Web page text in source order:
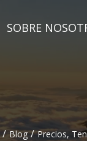
SOBRE
/ Blog / Precios,